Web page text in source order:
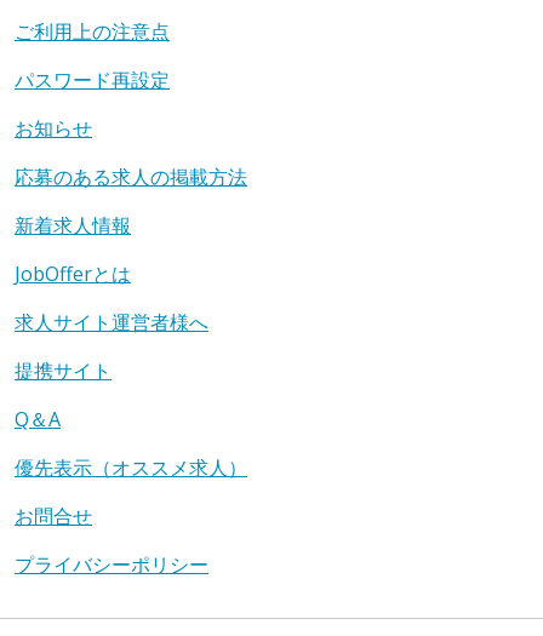
ご利用上の注意点
パスワード再設定
お知らせ
応募のある求人の掲載方法
新着求人情報
JobOfferとは
求人サイト運営者様へ
提携サイト
Q＆A
優先表示（オススメ求人）
お問合せ
プライバシーポリシー